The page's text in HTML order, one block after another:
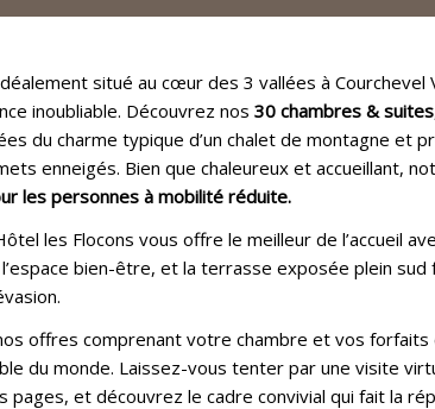
situé au cœur des 3 vallées à Courchevel
inoubliable. Découvrez nos 30 chambres & suites
du charme typique d’un chalet de montagne et
enneigés. Bien que chaleureux et accueillant,
les personnes à mobilité réduite.
les Flocons vous offre le meilleur de l’accueil
bien-être, et la terrasse exposée plein sud
offres comprenant votre chambre et vos forfaits
du monde. Laissez-vous tenter par une visite
pages, et découvrez le cadre convivial qui fait la